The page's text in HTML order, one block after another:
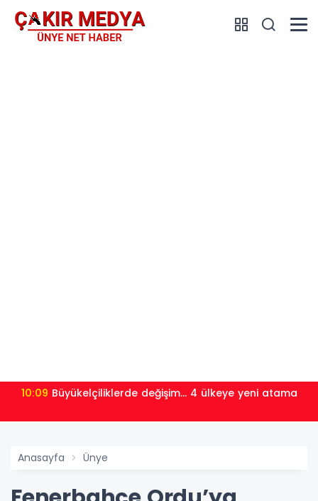
10:09 Büyükelçiliklerde değişim... 4 ülkeye yeni atama
Anasayfa Ünye